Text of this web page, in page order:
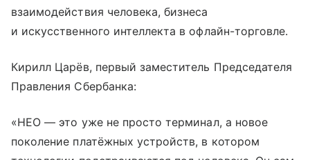
взаимодействия человека, бизнеса
и искусственного интеллекта в офлайн-торговле.
Кирилл Царёв, первый заместитель Председателя
Правления Сбербанка:
«НЕО — это уже не просто терминал, а новое
поколение платёжных устройств, в котором